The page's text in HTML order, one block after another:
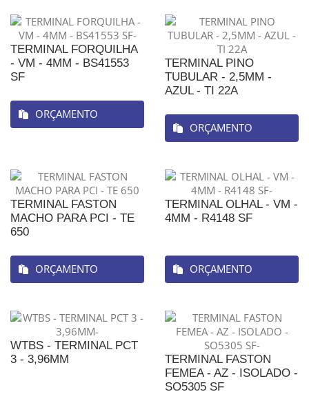
TERMINAL FORQUILHA
- VM - 4MM - BS41553
SF
ORÇAMENTO
TERMINAL PINO
TUBULAR - 2,5MM -
AZUL - TI 22A
ORÇAMENTO
TERMINAL FASTON
MACHO PARA PCI - TE
650
ORÇAMENTO
TERMINAL OLHAL - VM -
4MM - R4148 SF
ORÇAMENTO
WTBS - TERMINAL PCT
3 - 3,96MM
TERMINAL FASTON
FEMEA - AZ - ISOLADO -
SO5305 SF